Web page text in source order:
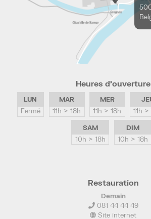
Heures d’ouverture
LUN
Fermé
MAR
11h > 18h
MER
11h > 18h
11h >
SAM
10h > 18h
DIM
10h > 18h
Restauration
Demain
081 44 44 49
Site internet